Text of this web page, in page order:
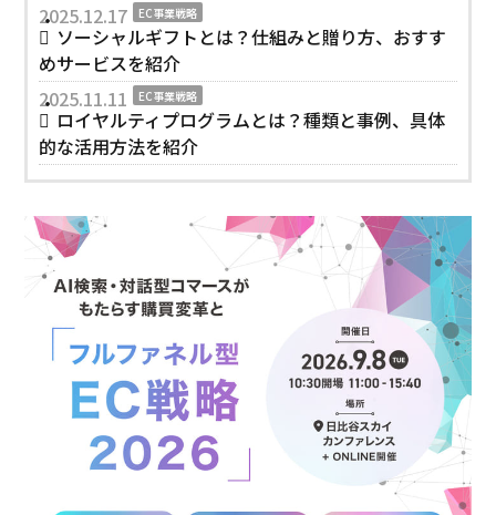
2025.12.17
EC事業戦略
ソーシャルギフトとは？仕組みと贈り方、おすす
めサービスを紹介
2025.11.11
EC事業戦略
ロイヤルティプログラムとは？種類と事例、具体
的な活用方法を紹介